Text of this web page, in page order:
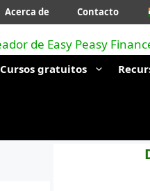
Acerca de Contacto
Cursos gratuitos